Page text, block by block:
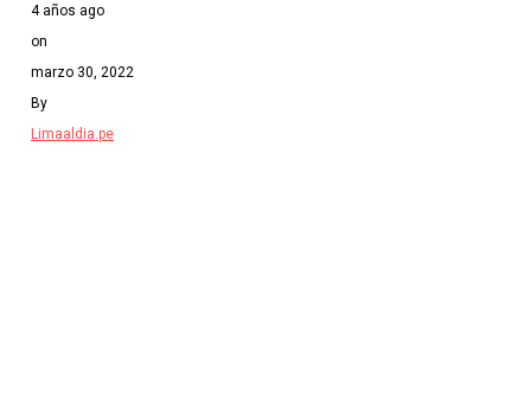
4 años ago
on
marzo 30, 2022
By
Limaaldia.pe